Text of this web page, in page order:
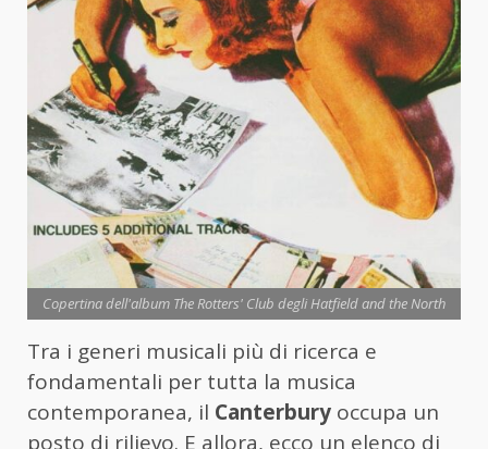
Copertina dell'album The Rotters' Club degli Hatfield and the North
Tra i generi musicali più di ricerca e
fondamentali per tutta la musica
contemporanea, il Canterbury occupa un
posto di rilievo. E allora, ecco un elenco di